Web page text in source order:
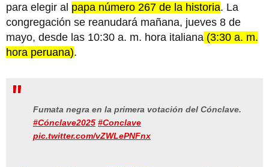
para elegir al papa número 267 de la historia. La
congregación se reanudará mañana, jueves 8 de
mayo, desde las 10:30 a. m. hora italiana (3:30 a. m.
hora peruana).
Fumata negra en la primera votación del Cónclave.
#Cónclave2025 #Conclave
pic.twitter.com/vZWLePNFnx